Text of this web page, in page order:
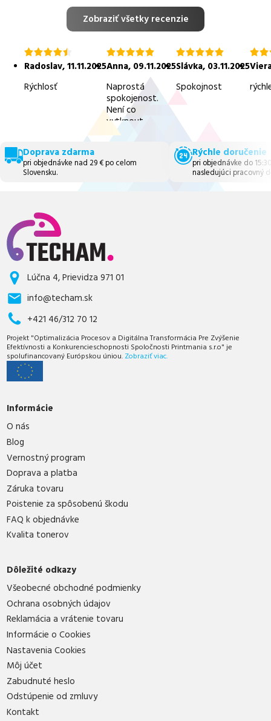
Zobraziť všetky recenzie
hodnotenie
4.5
5
Radoslav,11.11.2025
Rýchlosť
hodnotenie
5.0
5
Anna, 09.11.2025
Naprostá
spokojenost.
Není co
vytknout.
hodnotenie
5.0
5
Slávka, 03.11.2025
Spokojnost
5.0
5
Doprava zdarma
pri objednávke nad 29 € po celom
Slovensku.
Rýchle doručenie
pri objednávke do
nasledujúci pracovný
Lúčna 4, Prievidza 971 01
info@techam.sk
+421 46/312 70 12
Projekt "Optimalizácia Procesov a Digitálna Transformácia Pre Zvýšenie
Efektívnosti a Konkurencieschopnosti Spoločnosti Printmania s.r.o" je
spolufinancovaný Európskou úniou. Zobraziť viac.
Informácie
O nás
Blog
Vernostný program
Doprava a platba
Záruka tovaru
Poistenie za spôsobenú škodu
FAQ k objednávke
Kvalita tonerov
Dôležité odkazy
Všeobecné obchodné podmienky
Ochrana osobných údajov
Reklamácia a vrátenie tovaru
Informácie o Cookies
Nastavenia Cookies
Môj účet
Zabudnuté heslo
Odstúpenie od zmluvy
Kontakt